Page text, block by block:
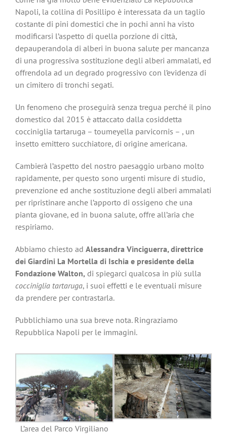
Napoli, la collina di Posillipo è interessata da un taglio
costante di pini domestici che in pochi anni ha visto
modificarsi l’aspetto di quella porzione di città,
depauperandola di alberi in buona salute per mancanza
di una progressiva sostituzione degli alberi ammalati, ed
offrendola ad un degrado progressivo con l’evidenza di
un cimitero di tronchi segati.
Un fenomeno che proseguirà senza tregua perché il pino
domestico dal 2015 è attaccato dalla cosiddetta
cocciniglia tartaruga – toumeyella parvicornis – , un
insetto emittero succhiatore, di origine americana.
Cambierà l’aspetto del nostro paesaggio urbano molto
rapidamente, per questo sono urgenti misure di studio,
prevenzione ed anche sostituzione degli alberi ammalati
per ripristinare anche l’apporto di ossigeno che una
pianta giovane, ed in buona salute, offre all’aria che
respiriamo.
Abbiamo chiesto ad Alessandra Vinciguerra, direttrice
dei Giardini La Mortella di Ischia e presidente della
Fondazione Walton, di spiegarci qualcosa in più sulla
cocciniglia tartaruga, i suoi effetti e le eventuali misure
da prendere per contrastarla.
Pubblichiamo una sua breve nota. Ringraziamo
Repubblica Napoli per le immagini.
L’area del Parco Virgiliano